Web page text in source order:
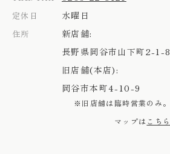
定休日 水曜日
住所
新店舗:
長野県岡谷市山下町2-1-8
旧店舗(本店):
岡谷市本町4-10-9
※旧店舗は臨時営業のみ。
マップは こちら